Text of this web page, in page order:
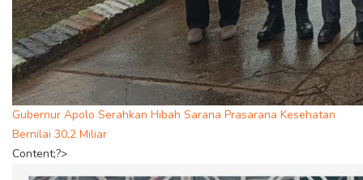
Gubernur Apolo Serahkan Hibah Sarana Prasarana Kesehatan
Bernilai 30,2 Miliar
Content;?>